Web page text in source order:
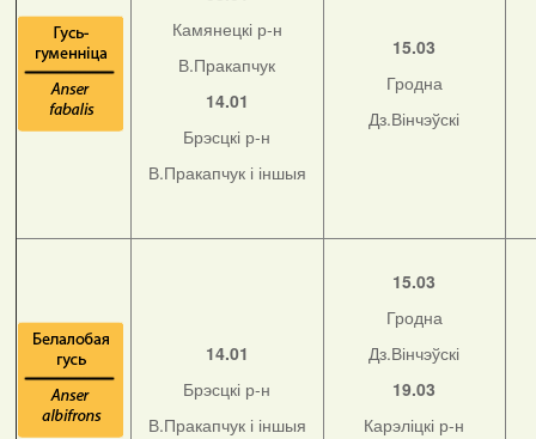
Камянецкі р-н
В.Пракапчук
14.01
Брэсцкі р-н
В.Пракапчук і іншыя
15.03
Гродна
Дз.Вінчэўскі
14.01
Брэсцкі р-н
В.Пракапчук і іншыя
15.03
Гродна
Дз.Вінчэўскі
19.03
Карэліцкі р-н